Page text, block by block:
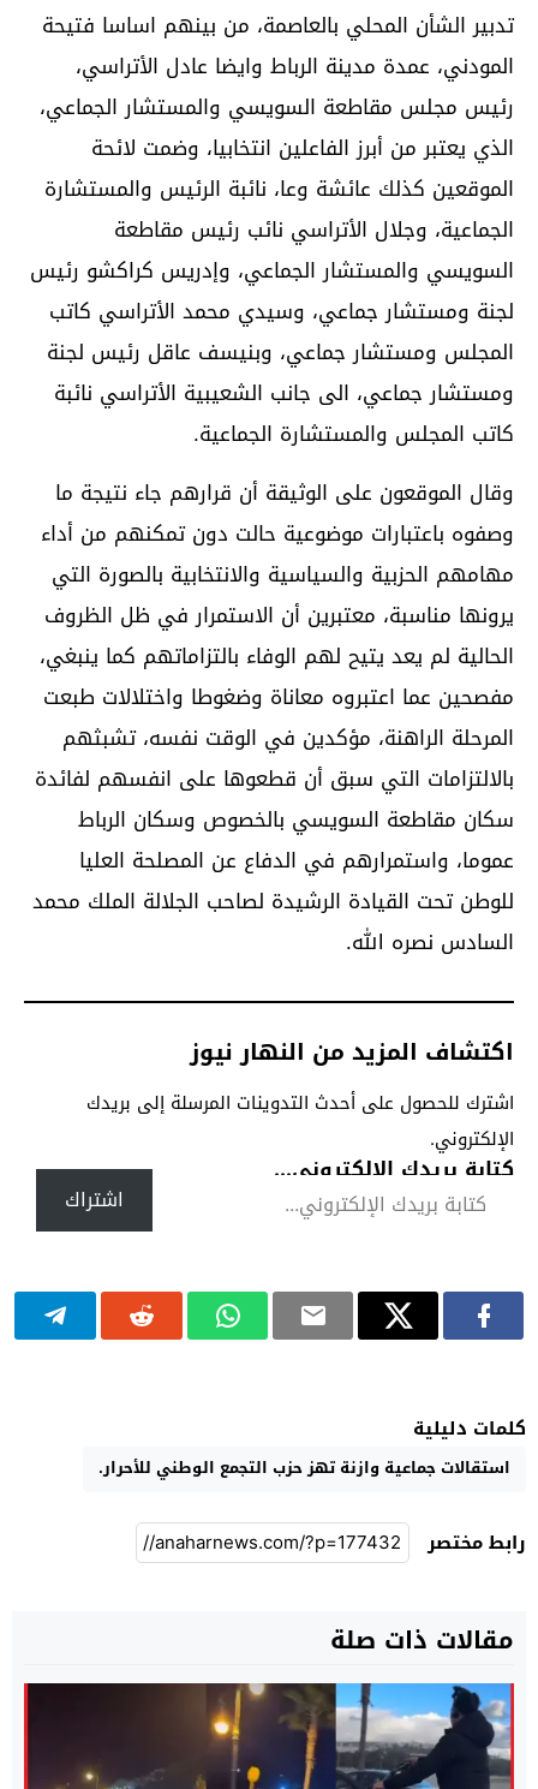
تدبير الشأن المحلي بالعاصمة، من بينهم اساسا فتيحة
المودني، عمدة مدينة الرباط وايضا عادل الأتراسي،
رئيس مجلس مقاطعة السويسي والمستشار الجماعي،
الذي يعتبر من أبرز الفاعلين انتخابيا، وضمت لائحة
الموقعين كذلك عائشة وعا، نائبة الرئيس والمستشارة
الجماعية، وجلال الأتراسي نائب رئيس مقاطعة
السويسي والمستشار الجماعي، وإدريس كراكشو رئيس
لجنة ومستشار جماعي، وسيدي محمد الأتراسي كاتب
المجلس ومستشار جماعي، وبنيسف عاقل رئيس لجنة
ومستشار جماعي، الى جانب الشعيبية الأتراسي نائبة
كاتب المجلس والمستشارة الجماعية.
وقال الموقعون على الوثيقة أن قرارهم جاء نتيجة ما
وصفوه باعتبارات موضوعية حالت دون تمكنهم من أداء
مهامهم الحزبية والسياسية والانتخابية بالصورة التي
يرونها مناسبة، معتبرين أن الاستمرار في ظل الظروف
الحالية لم يعد يتيح لهم الوفاء بالتزاماتهم كما ينبغي،
مفصحين عما اعتبروه معاناة وضغوطا واختلالات طبعت
المرحلة الراهنة، مؤكدين في الوقت نفسه، تشبثهم
بالالتزامات التي سبق أن قطعوها على انفسهم لفائدة
سكان مقاطعة السويسي بالخصوص وسكان الرباط
عموما، واستمرارهم في الدفاع عن المصلحة العليا
للوطن تحت القيادة الرشيدة لصاحب الجلالة الملك محمد
السادس نصره الله.
اكتشاف المزيد من النهار نيوز
اشترك للحصول على أحدث التدوينات المرسلة إلى بريدك
الإلكتروني.
كتابة بريدك الإلكتروني...
اشتراك
كلمات دليلية
استقالات جماعية وازنة تهز حزب التجمع الوطني للأحرار.
رابط مختصر
مقالات ذات صلة